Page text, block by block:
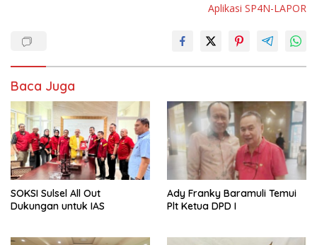
Aplikasi SP4N-LAPOR
Baca Juga
SOKSI Sulsel All Out
Dukungan untuk IAS
Ady Franky Baramuli Temui
Plt Ketua DPD I